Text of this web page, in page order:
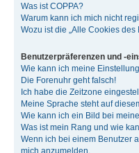
Was ist COPPA?
Warum kann ich mich nicht
Wozu ist die „Alle Cookies
Benutzerpräferenzen und -
Wie kann ich meine
Die Forenuhr geht falsch!
Ich habe die Zeitzone
Meine Sprache steht auf
Wie kann ich ein Bild bei
Was ist mein Rang und wie
Wenn ich bei einem Benutzer
mich anzumelden.